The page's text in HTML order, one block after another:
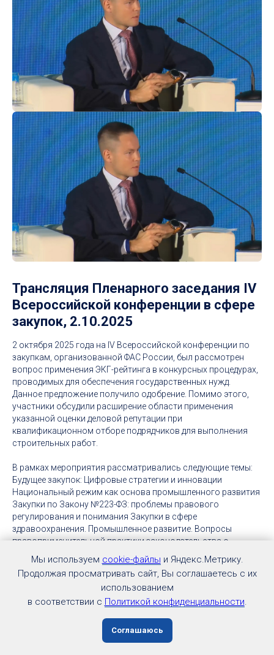
Мы используем cookie-файлы и Яндекс.Метрику.
Продолжая просматривать сайт, Вы соглашаетесь с их
использованием
в соответствии с Политикой конфиденциальности.
Соглашаюсь
Трансляция Пленарного заседания IV
Всероссийской конференции в сфере
закупок, 2.10.2025
2 октября 2025 года на IV Всероссийской конференции по
закупкам, организованной ФАС России, был рассмотрен
вопрос применения ЭКГ-рейтинга в конкурсных процедурах,
проводимых для обеспечения государственных нужд.
Данное предложение получило одобрение. Помимо этого,
участники обсудили расширение области применения
указанной оценки деловой репутации при
квалификационном отборе подрядчиков для выполнения
строительных работ.
В рамках мероприятия рассматривались следующие темы:
Будущее закупок: Цифровые стратегии и инновации
Национальный режим как основа промышленного развития
Закупки по Закону №223-ФЗ: проблемы правового
регулирования и понимания Закупки в сфере
здравоохранения. Промышленное развитие. Вопросы
правоприменительной практики законодательства о
отвечает: практические разъяснения по спорным вопросам
Закупки в строительстве: выявление проблем и поиск
эффективных решений Сговор с заказчиком: недопустимое
взаимодействие и ответственность.
Видео: Государственный комитет РТ по закупкам